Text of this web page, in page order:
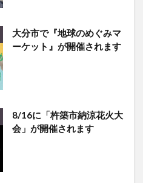
大分市で『地球のめぐみマ
ーケット』が開催されます
8/16に「杵築市納涼花火大
会」が開催されます